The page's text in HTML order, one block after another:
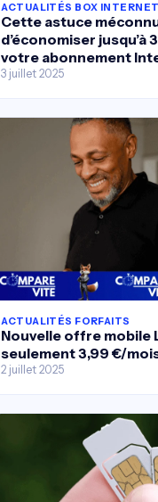
ACTUALITÉS BOX INTERNET
Cette astuce
d’économiser jusqu’à
votre abonnement
3 juillet 2025
ACTUALITÉS FORFAITS
Nouvelle offre mobile
seulement 3,99 €/
2 juillet 2025